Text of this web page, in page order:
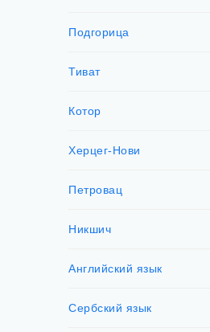
Подгорица
Тиват
Котор
Херцег-Нови
Петровац
Никшич
Английский язык
Сербский язык